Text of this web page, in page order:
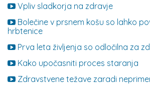
Vpliv sladkorja na zdravje
Bolečine v prsnem košu so lahko
hrbtenice
Prva leta življenja so odločilna za
Kako upočasniti proces staranja
Zdravstvene težave zaradi